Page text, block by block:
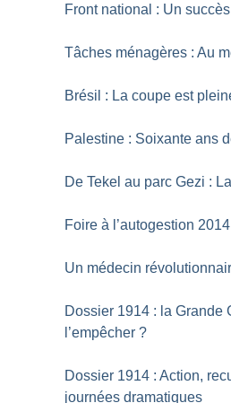
Front national : Un
Tâches ménagères : Au
Brésil : La coupe est
Palestine : Soixante ans
De Tekel au parc Gezi :
Foire à l’autogestion
Un médecin
Dossier 1914 : la Grande
l’empêcher ?
Dossier 1914 : Action,
journées dramatiques